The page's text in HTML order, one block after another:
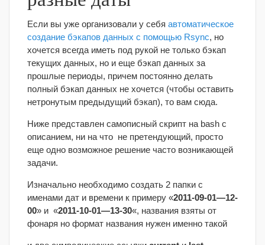
Если вы уже организовали у себя автоматическое
создание бэкапов данных с помощью Rsync, но
хочется всегда иметь под рукой не только бэкап
текущих данных, но и еще бэкап данных за
прошлые периоды, причем постоянно делать
полный бэкап данных не хочется (чтобы оставить
нетронутым предыдущий бэкап), то вам сюда.
Ниже представлен самописный скрипт на bash с
описанием, ни на что не претендующий, просто
еще одно возможное решение часто возникающей
задачи.
Изначально необходимо создать 2 папки с
именами дат и времени к примеру «2011-09-01—12-
00» и «2011-10-01—13-30«, названия взяты от
фонаря но формат названия нужен именно такой